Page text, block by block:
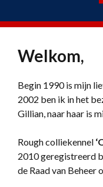
Welkom,
Begin 1990 is mijn
2002 ben ik in het
Gillian, naar haar is
Rough colliekennel ‘
2010 geregistreerd
de Raad van Beheer